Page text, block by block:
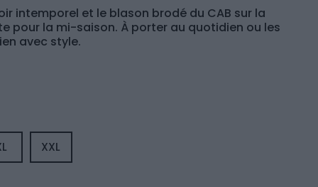
intemporel et le blason brodé du CAB sur la
pour la mi-saison. À porter au quotidien ou les
avec style.
XXL